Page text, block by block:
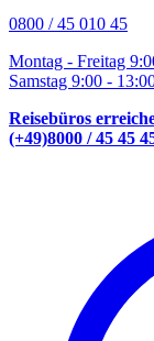
0800 / 45 010 45
Montag - Freitag
Samstag 9:00 -
Reisebüros
(+49)8000 / 45 45